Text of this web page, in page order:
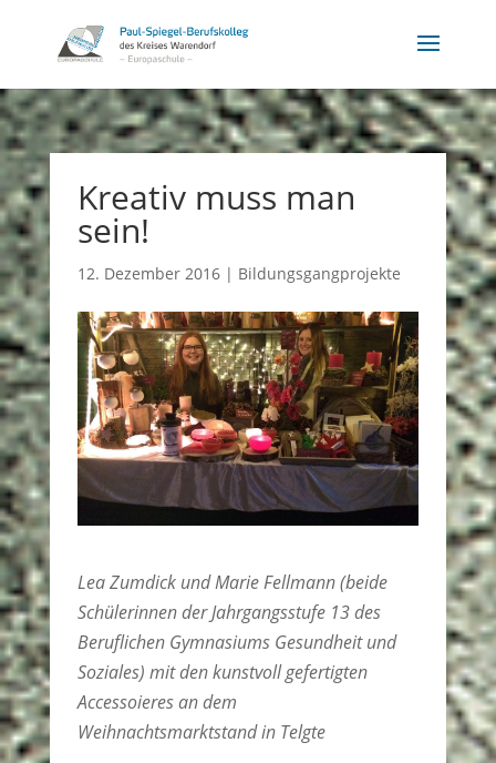
Kreativ muss man
sein!
12. Dezember 2016| Bildungsgangprojekte
Lea Zumdick und Marie Fellmann (beide
Schülerinnen der Jahrgangsstufe 13 des
Beruflichen Gymnasiums Gesundheit und
Soziales) mit den kunstvoll gefertigten
Accessoieres an dem
Weihnachtsmarktstand in Telgte